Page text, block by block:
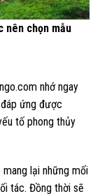
nên chọn mẫu
nhớ ngay
ứng được
tố phong thủy
lại những mối
tác. Đồng thời sẽ